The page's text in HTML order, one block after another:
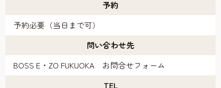
予約
予約必要（当日まで可）
問い合わせ先
BOSS E・ZO FUKUOKA お問合せフォーム
TEL